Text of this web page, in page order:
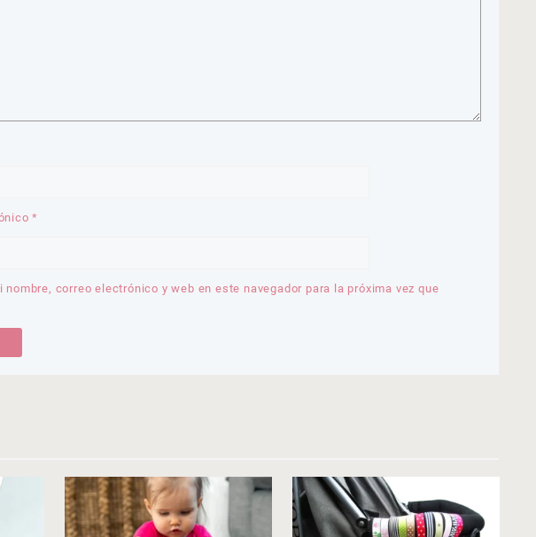
*
nombre, correo electrónico y web en este navegador para la próxima vez que